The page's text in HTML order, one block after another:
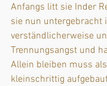
Anfangs litt sie Inder
sie nun untergebracht
verständlicherweise
Trennungsangst und
Allein bleiben muss
kleinschrittig